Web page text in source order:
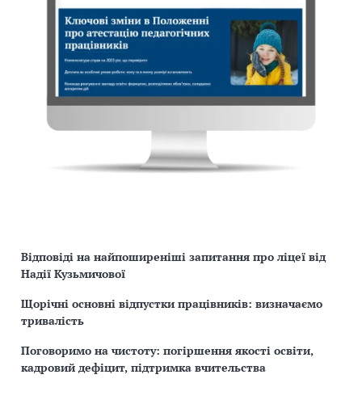
Відповіді на найпоширеніші запитання про ліцеї від
Надії Кузьмичової
Щорічні основні відпустки працівників: визначаємо
тривалість
Поговоримо на чистоту: погіршення якості освіти,
кадровий дефіцит, підтримка вчительства